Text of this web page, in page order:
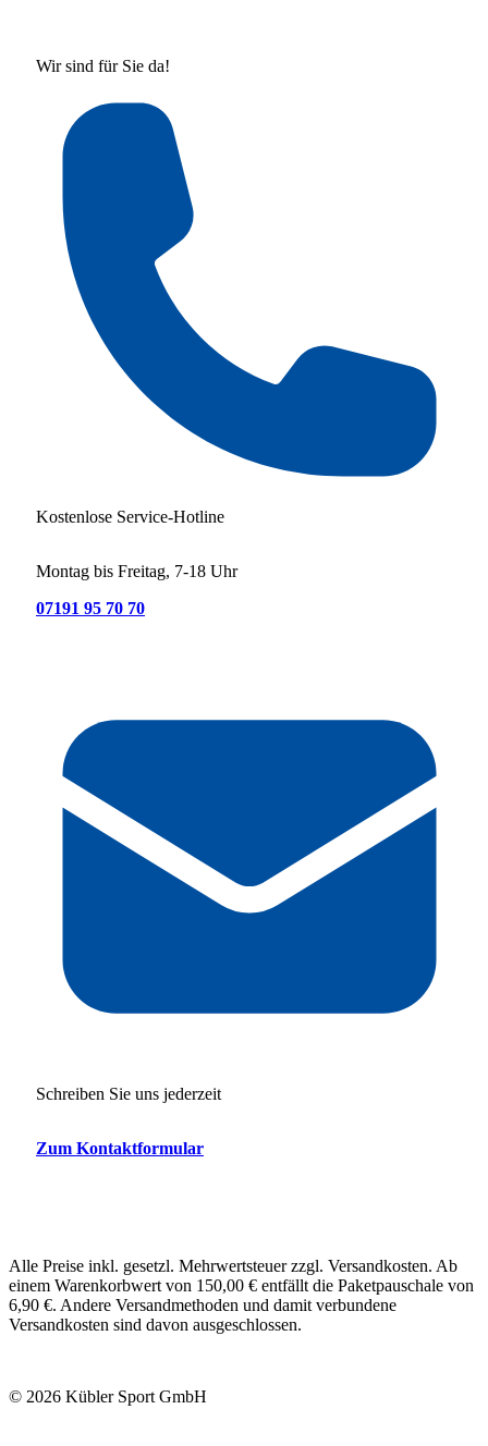
Wir sind für Sie da!
Kostenlose Service-Hotline
Montag bis Freitag, 7-18 Uhr
07191 95 70 70
Schreiben Sie uns jederzeit
Zum Kontaktformular
Alle Preise inkl. gesetzl. Mehrwertsteuer zzgl. Versandkosten. Ab
einem Warenkorbwert von 150,00 € entfällt die Paketpauschale von
6,90 €. Andere Versandmethoden und damit verbundene
Versandkosten sind davon ausgeschlossen.
© 2026 Kübler Sport GmbH